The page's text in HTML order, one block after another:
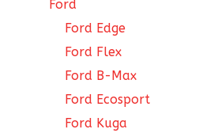
Ford
Ford Edge
Ford Flex
Ford B-Max
Ford Ecosport
Ford Kuga